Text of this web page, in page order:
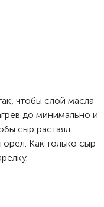
чтобы слой масла
до минимально и
сыр растаял.
Как только сыр